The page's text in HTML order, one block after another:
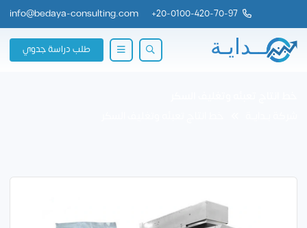
20-0100-420-70-97
+
info@bedaya-consulting.com
طلب دراسة جدوي